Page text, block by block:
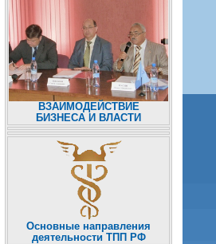
ВЗАИМОДЕЙСТВИЕ
БИЗНЕСА И ВЛАСТИ
Основные направления
деятельности ТПП РФ